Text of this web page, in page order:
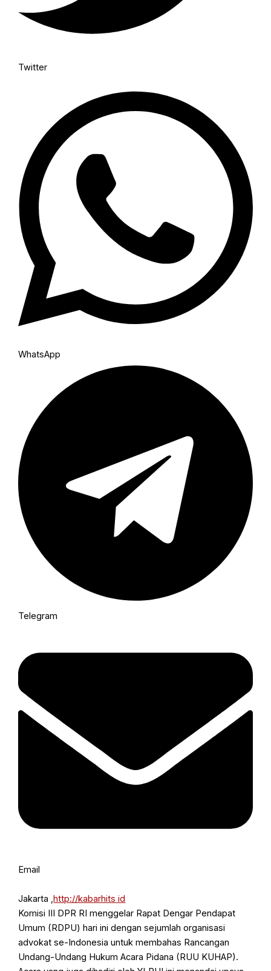
Twitter
WhatsApp
Telegram
Email
Jakarta ,http://kabarhits id
Komisi III DPR RI menggelar Rapat Dengar Pendapat
Umum (RDPU) hari ini dengan sejumlah organisasi
advokat se-Indonesia untuk membahas Rancangan
Undang-Undang Hukum Acara Pidana (RUU KUHAP).